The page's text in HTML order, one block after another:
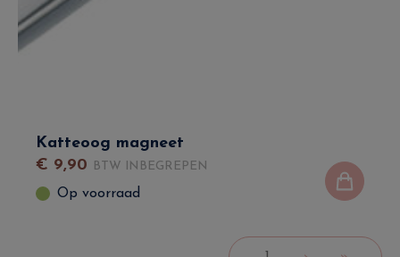
Katteoog magneet
€ 9,90 BTW INBEGREPEN
Op voorraad